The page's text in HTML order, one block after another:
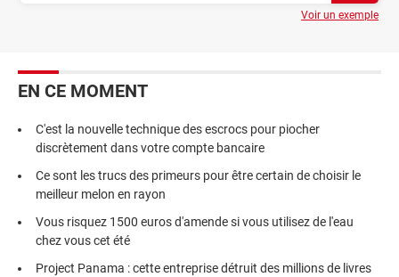
Voir un exemple
EN CE MOMENT
C'est la nouvelle technique des escrocs pour piocher
discrètement dans votre compte bancaire
Ce sont les trucs des primeurs pour être certain de choisir le
meilleur melon en rayon
Vous risquez 1500 euros d'amende si vous utilisez de l'eau
chez vous cet été
Project Panama : cette entreprise détruit des millions de livres